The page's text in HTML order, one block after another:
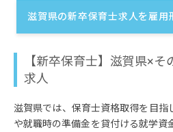
滋賀県の新卒保育士求人を雇用
【新卒保育士】滋賀県×
求人
滋賀県では、保育士資格取得を目指
や就職時の準備金を貸付ける就学資